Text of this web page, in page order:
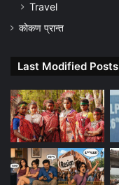
Travel
कोकण प्रान्त
Last Modified Posts